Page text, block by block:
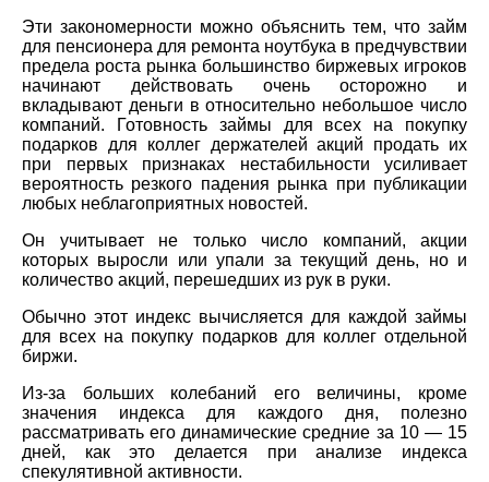
Эти закономерности можно объяснить тем, что займ
для пенсионера для ремонта ноутбука в предчувствии
предела роста рынка большинство биржевых игроков
начинают действовать очень осторожно и
вкладывают деньги в относительно небольшое число
компаний. Готовность займы для всех на покупку
подарков для коллег держателей акций продать их
при первых признаках нестабильности усиливает
вероятность резкого падения рынка при публикации
любых неблагоприятных новостей.
Он учитывает не только число компаний, акции
которых выросли или упали за текущий день, но и
количество акций, перешедших из рук в руки.
Обычно этот индекс вычисляется для каждой займы
для всех на покупку подарков для коллег отдельной
биржи.
Из-за больших колебаний его величины, кроме
значения индекса для каждого дня, полезно
рассматривать его динамические средние за 10 — 15
дней, как это делается при анализе индекса
спекулятивной активности.